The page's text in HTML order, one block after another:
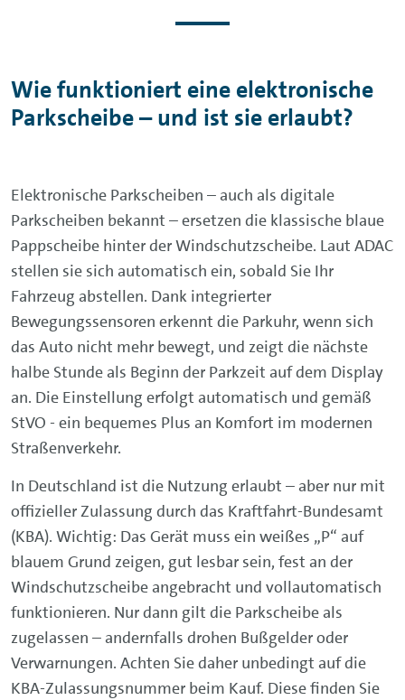
Wie funktioniert eine elektronische
Parkscheibe – und ist sie erlaubt?
Elektronische Parkscheiben – auch als digitale
Parkscheiben bekannt – ersetzen die klassische blaue
Pappscheibe hinter der Windschutzscheibe. Laut ADAC
stellen sie sich automatisch ein, sobald Sie Ihr
Fahrzeug abstellen. Dank integrierter
Bewegungssensoren erkennt die Parkuhr, wenn sich
das Auto nicht mehr bewegt, und zeigt die nächste
halbe Stunde als Beginn der Parkzeit auf dem Display
an. Die Einstellung erfolgt automatisch und gemäß
StVO - ein bequemes Plus an Komfort im modernen
Straßenverkehr.
In Deutschland ist die Nutzung erlaubt – aber nur mit
offizieller Zulassung durch das Kraftfahrt-Bundesamt
(KBA). Wichtig: Das Gerät muss ein weißes „P“ auf
blauem Grund zeigen, gut lesbar sein, fest an der
Windschutzscheibe angebracht und vollautomatisch
funktionieren. Nur dann gilt die Parkscheibe als
zugelassen – andernfalls drohen Bußgelder oder
Verwarnungen. Achten Sie daher unbedingt auf die
KBA-Zulassungsnummer beim Kauf. Diese finden Sie